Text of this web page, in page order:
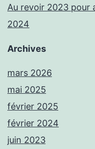
Au revoir 2023 pour
2024
Archives
mars 2026
mai 2025
février 2025
février 2024
juin 2023